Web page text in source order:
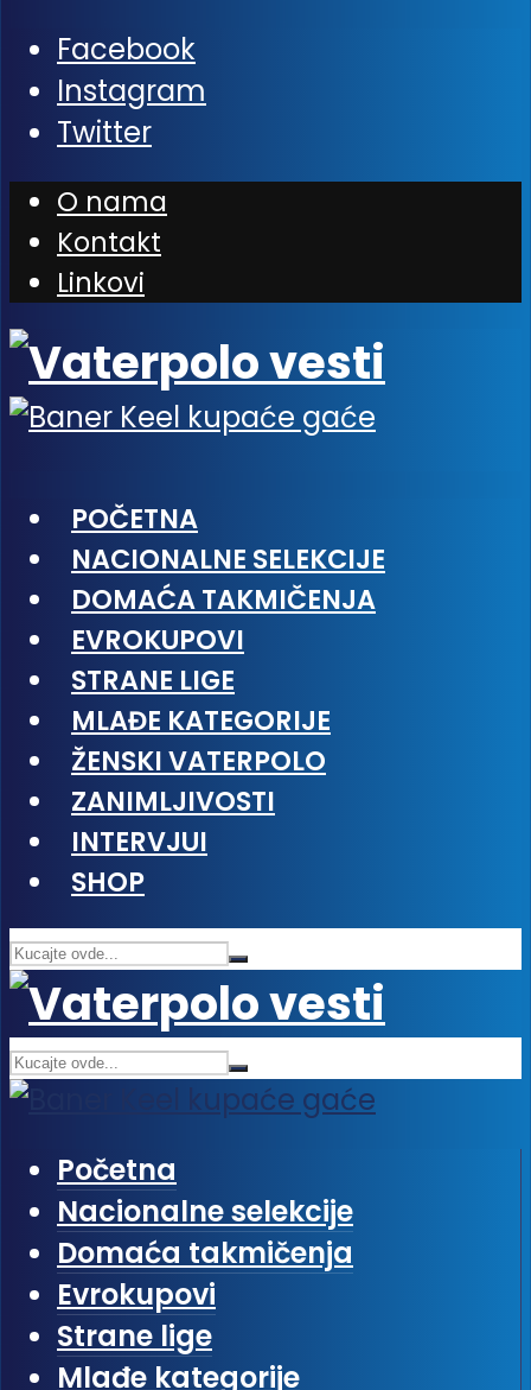
Facebook
Instagram
Twitter
O nama
Kontakt
Linkovi
POČETNA
NACIONALNE SELEKCIJE
DOMAĆA TAKMIČENJA
EVROKUPOVI
STRANE LIGE
MLAĐE KATEGORIJE
ŽENSKI VATERPOLO
ZANIMLJIVOSTI
INTERVJUI
SHOP
Početna
Nacionalne selekcije
Domaća takmičenja
Evrokupovi
Strane lige
Mlađe kategorije